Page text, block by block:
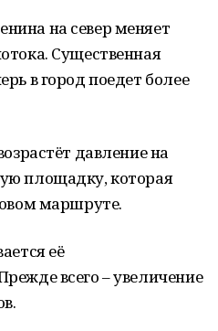
на север меняет
Существенная
в город поедет более
давление на
площадку, которая
маршруте.
её
всего – увеличение